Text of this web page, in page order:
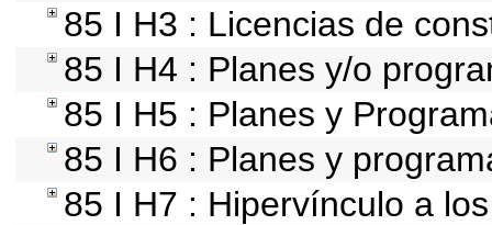
85 I H3 : Licencias de
85 I H4 : Planes y/o
85 I H5 : Planes y
85 I H6 : Planes y
85 I H7 : Hipervínculo a